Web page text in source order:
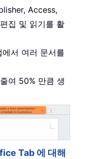
Access,
집 및 읽기를 활
서 여러 문서를
여 50% 만큼 생
Tab 에 대해